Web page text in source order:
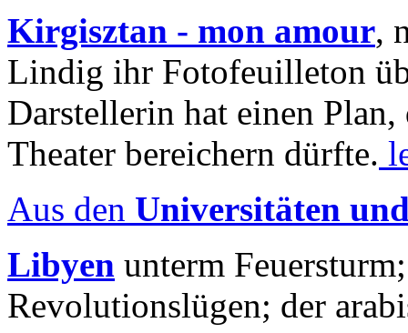
Kirgisztan - mon amour,
Lindig ihr Fotofeuilleton
Darstellerin hat einen Plan,
Theater bereichern dürfte.
Aus den Universitäten
Libyen unterm
Revolutionslügen; der